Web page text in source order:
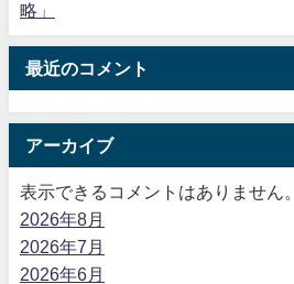
略」
最近のコメント
アーカイブ
表示できるコメントはありません。
2026年8月
2026年7月
2026年6月